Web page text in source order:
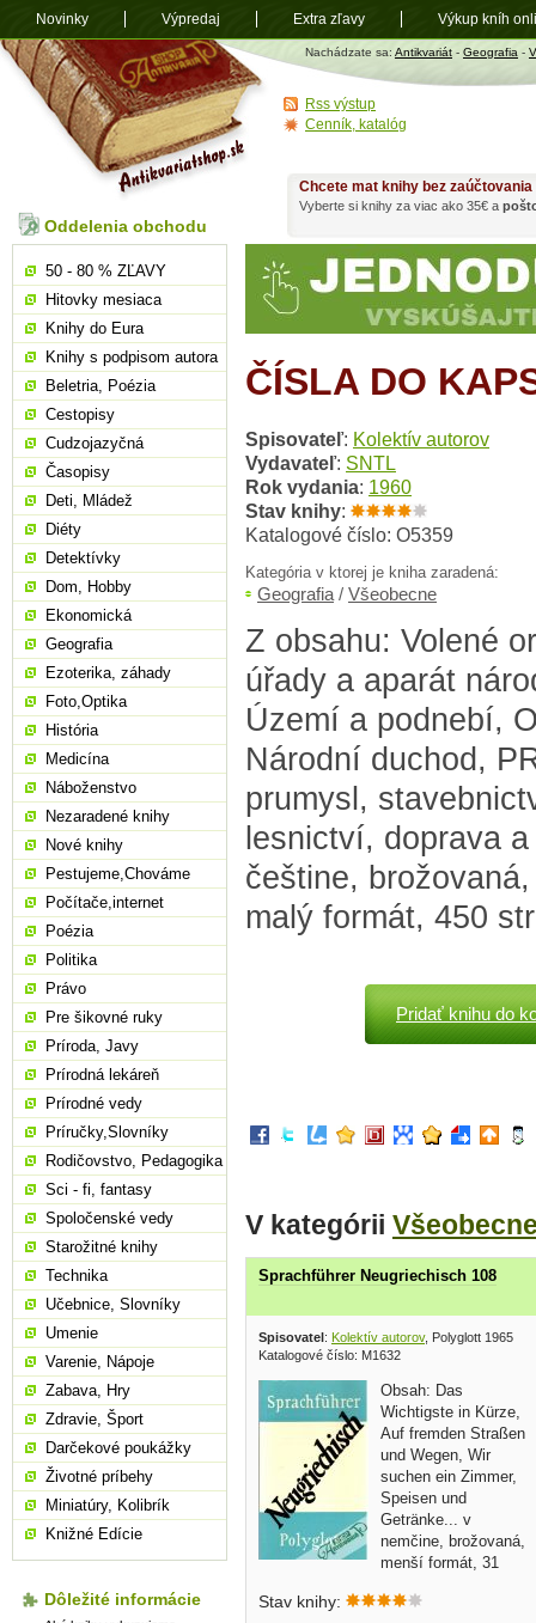
Antikvariát
shop.sk
Nachádzate sa: Antikvariát - Geografia -
ČÍSLA DO
Spisovateľ: Kolektív autorov
Vydavateľ: SNTL
Rok vydania: 1960
Stav knihy:
Katalogové číslo: O5359
Kategória v ktorej je kniha zaradená:
Geografia / Všeobecne
Z obsahu: Volené
úřady a aparát
Území a podnebí,
Národní duchod,
prumysl,
lesnictví, doprava
češtine,
malý formát, 450
Pridať knihu do
V kategórii
Sprachführer Neugriechisch 108
Spisovatel: Kolektív autorov, Polyglott 1965
Katalogové číslo: M1632
Obsah: Das
Wichtigste in Kürze,
Auf fremden Straßen
und Wegen, Wir
suchen ein Zimmer,
Speisen und
Getränke... v
nemčine, brožovaná,
menší formát, 31
Stav knihy:
Chcete mat knihy bez
Vyberte si knihy za viac ako 35€ a
Oddelenia obchodu
50 - 80 % ZĽAVY
Hitovky mesiaca
Knihy do Eura
Knihy s podpisom autora
Beletria, Poézia
Cestopisy
Cudzojazyčná
Časopisy
Deti, Mládež
Diéty
Detektívky
Dom, Hobby
Ekonomická
Geografia
Ezoterika, záhady
Foto,Optika
História
Medicína
Náboženstvo
Nezaradené knihy
Nové knihy
Pestujeme,Chováme
Počítače,internet
Poézia
Politika
Právo
Pre šikovné ruky
Príroda, Javy
Prírodná lekáreň
Prírodné vedy
Príručky,Slovníky
Rodičovstvo, Pedagogika
Sci - fi, fantasy
Spoločenské vedy
Starožitné knihy
Technika
Učebnice, Slovníky
Umenie
Varenie, Nápoje
Zabava, Hry
Zdravie, Šport
Darčekové poukážky
Životné príbehy
Miniatúry, Kolibrík
Knižné Edície
Dôležité informácie
Rss výstup
Cenník, katalóg
Novinky Výpredaj Extra zľavy Výkup kníh